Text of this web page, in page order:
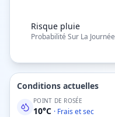
Risque pluie
Probabilité Sur La Journée
Conditions actuelles
POINT DE ROSÉE
10°C · Frais et sec